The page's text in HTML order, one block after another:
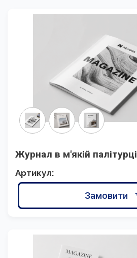
Журнал в м'якій палітурці
Артикул:
Замовити